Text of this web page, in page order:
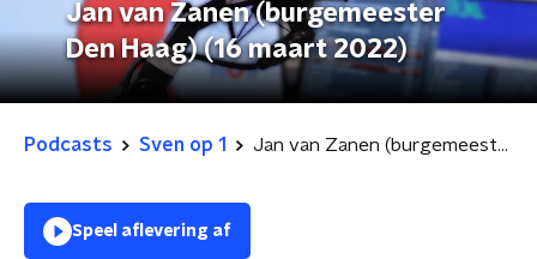
Jan van Zanen (burgemeester
Den Haag) (16 maart 2022)
Podcasts Sven op 1 Jan van Zanen (burgemeester Den Haag) (16 maart 2022)
Speel aflevering af